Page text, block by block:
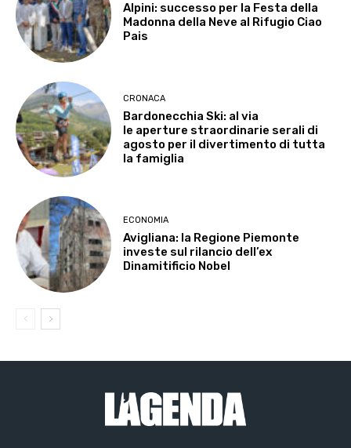
Alpini: successo per la Festa della
Madonna della Neve al Rifugio Ciao
Pais
CRONACA
Bardonecchia Ski: al via
le aperture straordinarie serali di
agosto per il divertimento di tutta
la famiglia
ECONOMIA
Avigliana: la Regione Piemonte
investe sul rilancio dell’ex
Dinamitificio Nobel